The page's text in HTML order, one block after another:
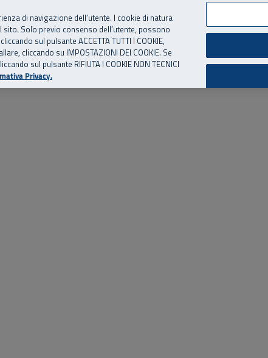
eventi Risorse utili Supporto
di navigazione dell’utente. I cookie di natura
Solo previo consenso dell’utente, possono
sul pulsante ACCETTA TUTTI I COOKIE,
cliccando su IMPOSTAZIONI DEI COOKIE. Se
sul pulsante RIFIUTA I COOKIE NON TECNICI
Privacy.